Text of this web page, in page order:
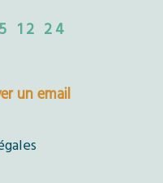
12 24
un email